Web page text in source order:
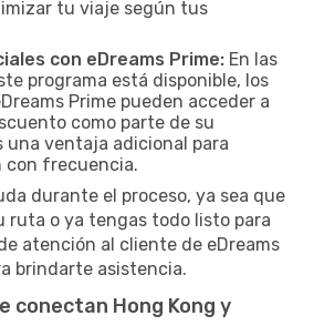
tu viaje según tus
con eDreams Prime: En las
programa está disponible, los
Prime pueden acceder a
como parte de su
una ventaja adicional para
con frecuencia.
durante el proceso, ya sea que
ruta o ya tengas todo listo para
atención al cliente de eDreams
brindarte asistencia.
conectan Hong Kong y